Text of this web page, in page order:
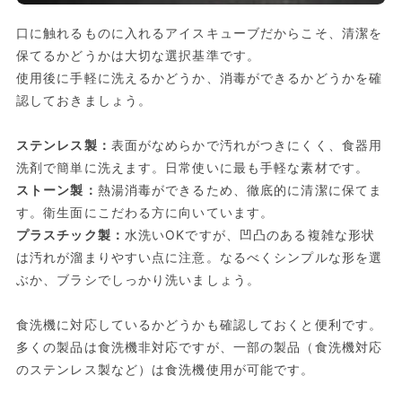
口に触れるものに入れるアイスキューブだからこそ、清潔を
保てるかどうかは大切な選択基準です。
使用後に手軽に洗えるかどうか、消毒ができるかどうかを確
認しておきましょう。
ステンレス製： 表面がなめらかで汚れがつきにくく、食器用
洗剤で簡単に洗えます。日常使いに最も手軽な素材です。
ストーン製： 熱湯消毒ができるため、徹底的に清潔に保てま
す。衛生面にこだわる方に向いています。
プラスチック製： 水洗いOKですが、凹凸のある複雑な形状
は汚れが溜まりやすい点に注意。なるべくシンプルな形を選
ぶか、ブラシでしっかり洗いましょう。
食洗機に対応しているかどうかも確認しておくと便利です。
多くの製品は食洗機非対応ですが、一部の製品（食洗機対応
のステンレス製など）は食洗機使用が可能です。